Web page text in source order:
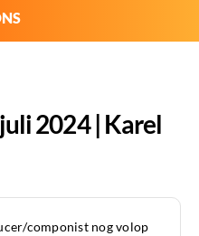
2024 | Karel
componist nog volop